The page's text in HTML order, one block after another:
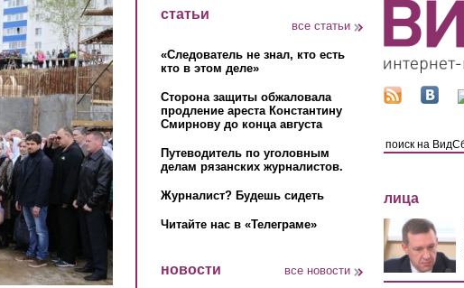
статьи
все статьи
«Следователь не знал, кто есть
кто в этом деле»
Сторона защиты обжаловала
продление ареста Константину
Смирнову до конца августа
Путеводитель по уголовным
делам рязанских журналистов.
Журналист? Будешь сидеть
Читайте нас в «Телеграме»
новости все новости
лица